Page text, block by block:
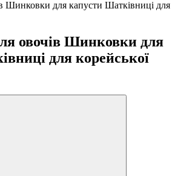
Шинковки для капусти Шатківниці для
овочів Шинковки для
для корейської